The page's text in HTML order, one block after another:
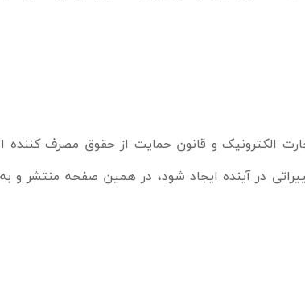
الکترونیک و قانون حمایت از حقوق مصرف کننده
در آینده ایجاد شود، در همین صفحه منتشر و